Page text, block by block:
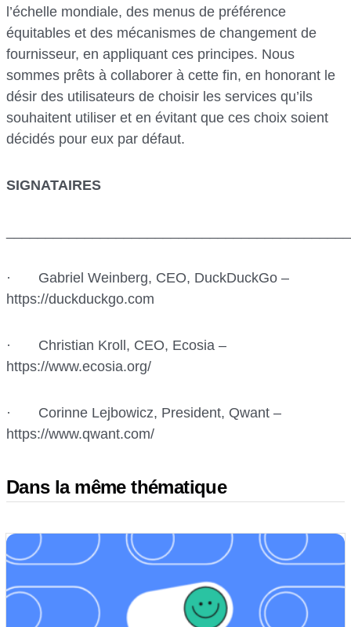
l’échelle mondiale, des menus de préférence
équitables et des mécanismes de changement de
fournisseur, en appliquant ces principes. Nous
sommes prêts à collaborer à cette fin, en honorant le
désir des utilisateurs de choisir les services qu’ils
souhaitent utiliser et en évitant que ces choix soient
décidés pour eux par défaut.
SIGNATAIRES
· Gabriel Weinberg, CEO, DuckDuckGo –
https://duckduckgo.com
· Christian Kroll, CEO, Ecosia –
https://www.ecosia.org/
· Corinne Lejbowicz, President, Qwant –
https://www.qwant.com/
Dans la même thématique